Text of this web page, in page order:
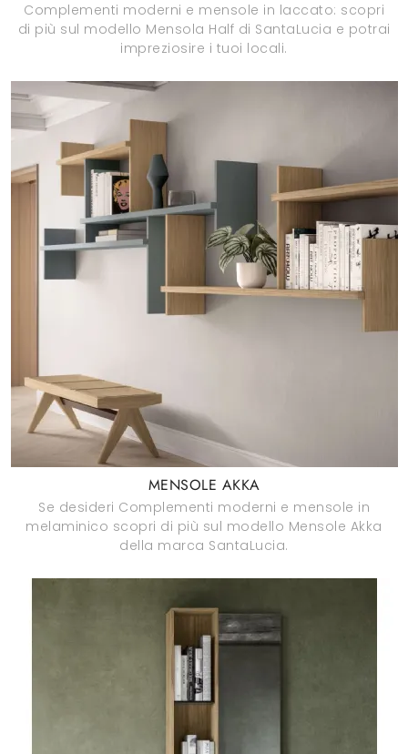
Complementi moderni e mensole in laccato: scopri
di più sul modello Mensola Half di SantaLucia e potrai
impreziosire i tuoi locali.
MENSOLE AKKA
Se desideri Complementi moderni e mensole in
melaminico scopri di più sul modello Mensole Akka
della marca SantaLucia.